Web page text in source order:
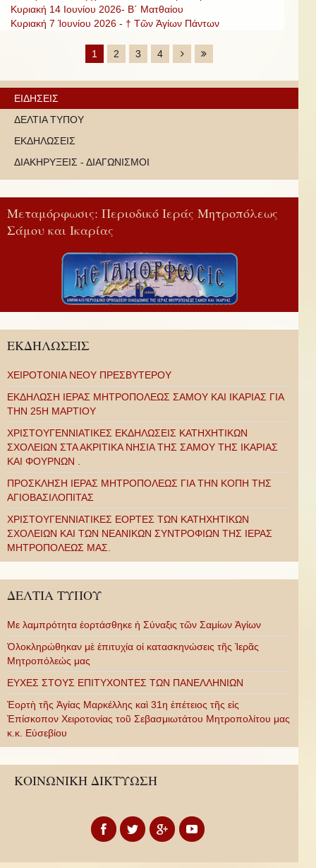
Κυριακή 14 Ιουνίου 2026- Β΄ Ματθαίου
Κυριακή 7 Ἰουνίου 2026 - † Τῶν Ἁγίων Πάντων
1 2 3 4
ΕΙΔΗΣΕΙΣ
ΔΕΛΤΙΑ ΤΥΠΟΥ
ΕΚΔΗΛΩΣΕΙΣ
ΔΙΑΚΗΡΥΞΕΙΣ - ΔΙΑΓΩΝΙΣΜΟΙ
Μεταμόρφωσις: Περιοδικό Ιεράς Μητροπόλεως
Σάμου και Ικαρίας
ΕΚΔΗΛΩΣΕΙΣ
ΧΕΙΡΟΤΟΝΙΑ ΝΕΟΥ ΠΡΕΣΒΥΤΕΡΟΥ
ΕΚΔΗΛΩΣΗ ΙΕΡΑΣ ΜΗΤΡΟΠΟΛΕΩΣ ΣΑΜΟΥ ΚΑΙ ΙΚΑΡΙΑΣ ΓΙΑ
ΤΗΝ 25Η ΜΑΡΤΙΟΥ
ΧΡΙΣΤΟΥΓΕΝΝΙΑΤΙΚΕΣ ΕΚΔΗΛΩΣΕΙΣ ΚΑΤΗΧΗΤΙΚΩΝ
ΣΧΟΛΕΙΩΝ ΣΤΑ ΑΚΡΙΤΙΚΑ ΝΗΣΙΑ ΤΗΣ ΣΑΜΟΥ ΤΗΣ ΙΚΑΡΙΑΣ
ΚΑΙ ΦΟΥΡΝΩΝ .
ΠΡΟΣΚΛΗΣΗ ΙΕΡΑΣ ΜΗΤΡΟΠΟΛΕΩΣ ΓΙΑ ΤΗΝ ΚΟΠΗ ΤΗΣ
ΑΓΙΟΒΑΣΙΛΟΠΙΤΑΣ
ΧΡΙΣΤΟΥΓΕΝΝΙΑΤΙΚΕΣ ΕΟΡΤΕΣ ΤΩΝ ΚΑΤΗΧΗΤΙΚΩΝ
ΣΧΟΛΕΙΩΝ ΚΑΙ ΤΩΝ ΝΕΑΝΙΚΩΝ ΣΥΝΤΡΟΦΙΩΝ ΤΗΣ ΙΕΡΑΣ
ΜΗΤΡΟΠΟΛΕΩΣ ΜΑΣ.
ΔΕΛΤΙΑ ΤΥΠΟΥ
Με λαμπρότητα ἑορτάσθηκε ἡ Σύναξις τῶν Σαμίων Ἁγίων
Ὁλοκληρώθηκαν μὲ ἐπιτυχία οἱ κατασκηνώσεις τῆς Ἱερᾶς
Μητροπόλεώς μας
ΕΥΧΕΣ ΣΤΟΥΣ ΕΠΙΤΥΧΟΝΤΕΣ ΤΩΝ ΠΑΝΕΛΛΗΝΙΩΝ
Ἑορτὴ τῆς Ἁγίας Μαρκέλλης καὶ 31η ἐπέτειος τῆς εἰς
Ἐπίσκοπον Χειροτονίας τοῦ Σεβασμιωτάτου Μητροπολίτου μας
κ.κ. Εὐσεβίου
ΚΟΙΝΩΝΙΚΗ ΔΙΚΤΥΩΣΗ